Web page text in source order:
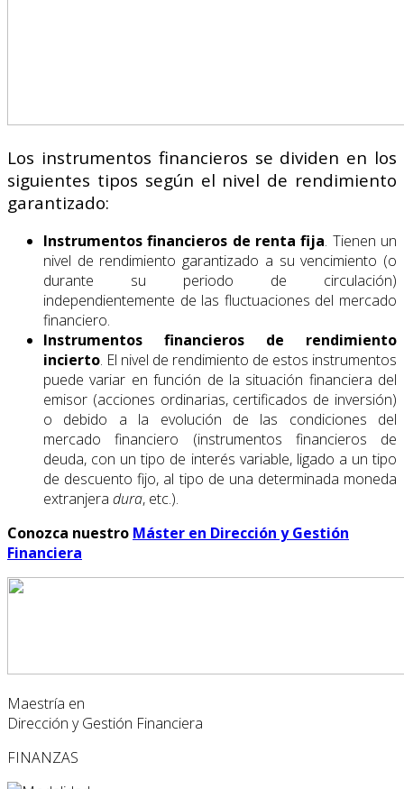
Los instrumentos financieros se dividen en los
siguientes tipos según el nivel de rendimiento
garantizado:
Instrumentos financieros de renta fija. Tienen un
nivel de rendimiento garantizado a su vencimiento (o
durante su periodo de circulación)
independientemente de las fluctuaciones del mercado
financiero.
Instrumentos financieros de rendimiento
incierto. El nivel de rendimiento de estos instrumentos
puede variar en función de la situación financiera del
emisor (acciones ordinarias, certificados de inversión)
o debido a la evolución de las condiciones del
mercado financiero (instrumentos financieros de
deuda, con un tipo de interés variable, ligado a un tipo
de descuento fijo, al tipo de una determinada moneda
extranjera dura, etc.).
Conozca nuestro Máster en Dirección y Gestión
Financiera
Maestría en
Dirección y Gestión Financiera
FINANZAS